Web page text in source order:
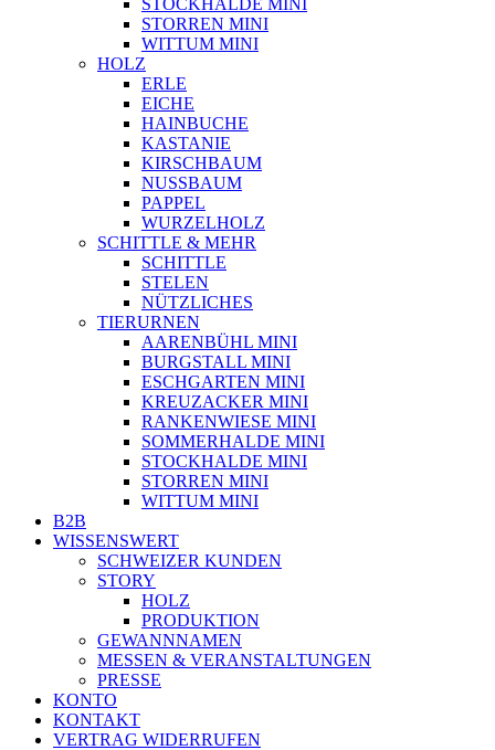
STOCKHALDE MINI
STORREN MINI
WITTUM MINI
HOLZ
ERLE
EICHE
HAINBUCHE
KASTANIE
KIRSCHBAUM
NUSSBAUM
PAPPEL
WURZELHOLZ
SCHITTLE & MEHR
SCHITTLE
STELEN
NÜTZLICHES
TIERURNEN
AARENBÜHL MINI
BURGSTALL MINI
ESCHGARTEN MINI
KREUZACKER MINI
RANKENWIESE MINI
SOMMERHALDE MINI
STOCKHALDE MINI
STORREN MINI
WITTUM MINI
B2B
WISSENSWERT
SCHWEIZER KUNDEN
STORY
HOLZ
PRODUKTION
GEWANNNAMEN
MESSEN & VERANSTALTUNGEN
PRESSE
KONTO
KONTAKT
VERTRAG WIDERRUFEN